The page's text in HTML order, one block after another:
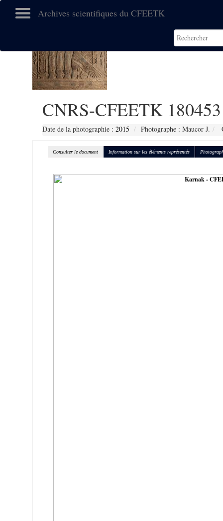
Archives scientifiques du CFEETK
CNRS-CFEETK 180453
Date de la photographie : 2015 Photographe : Maucor J.
Consulter le document Information sur les éléments représentés